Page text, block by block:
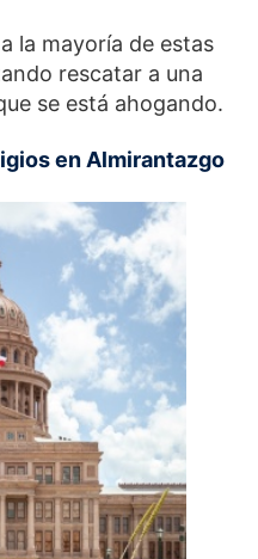
la mayoría de estas
rescatar a una
se está ahogando.
en Almirantazgo